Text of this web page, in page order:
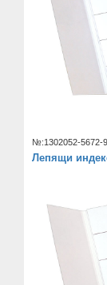
№:1302052-5672-
Лепящи